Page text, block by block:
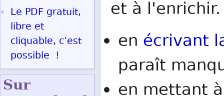
et à l'enrichir.
en écrivant
paraît
Le PDF gratuit,
libre et
cliquable, c’est
possible !
Sur